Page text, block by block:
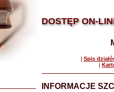
DOSTĘP ON-
| Spis
|
INFORMACJE